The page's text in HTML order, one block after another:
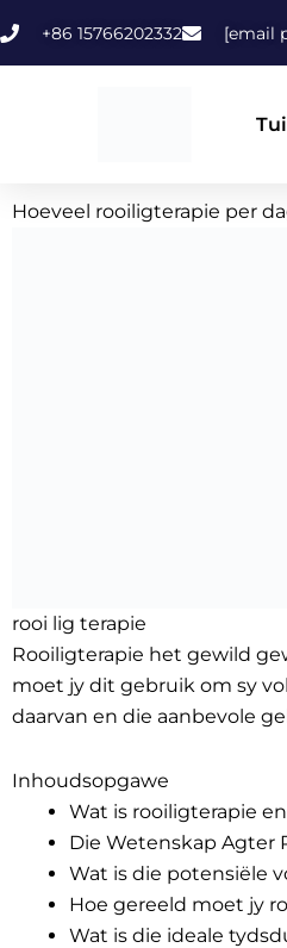
oor
+86 15766202332 [email
Hoeveel rooiligterapie per
rooi lig terapie
Rooiligterapie het gewild
moet jy dit gebruik om sy
daarvan en die aanbevole
Inhoudsopgawe
Wat is rooiligterapie
Die Wetenskap Agter
Wat is die potensiële
Hoe gereeld moet jy
Wat is die ideale